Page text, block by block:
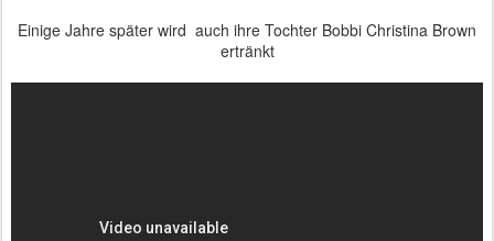
Einige Jahre später wird auch ihre Tochter Bobbi Christina Brown
ertränkt